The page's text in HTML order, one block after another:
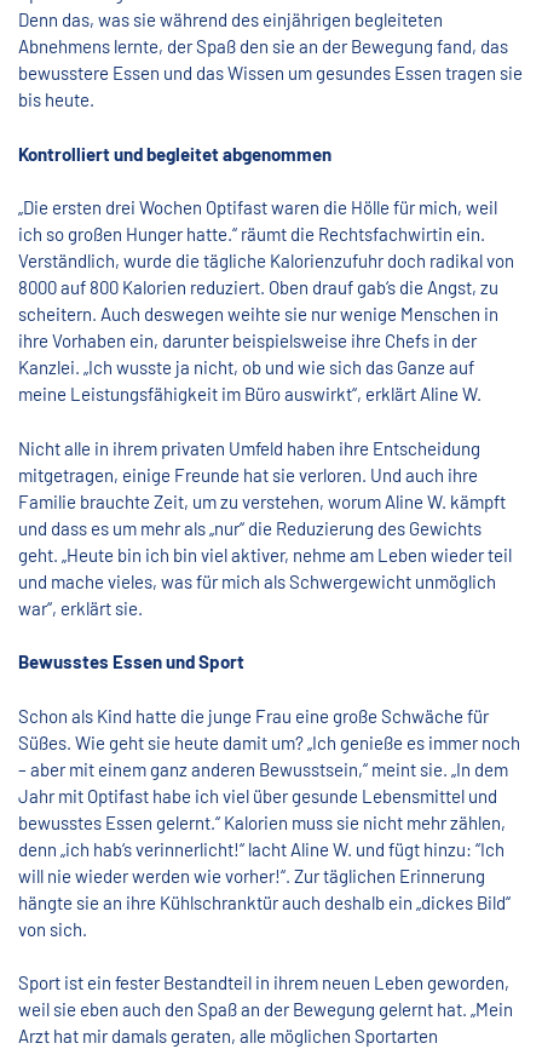
Denn das, was sie während des einjährigen begleiteten
Abnehmens lernte, der Spaß den sie an der Bewegung fand, das
bewusstere Essen und das Wissen um gesundes Essen tragen sie
bis heute.
Kontrolliert und begleitet abgenommen
„Die ersten drei Wochen Optifast waren die Hölle für mich, weil
ich so großen Hunger hatte.“ räumt die Rechtsfachwirtin ein.
Verständlich, wurde die tägliche Kalorienzufuhr doch radikal von
8000 auf 800 Kalorien reduziert. Oben drauf gab‘s die Angst, zu
scheitern. Auch deswegen weihte sie nur wenige Menschen in
ihre Vorhaben ein, darunter beispielsweise ihre Chefs in der
Kanzlei. „Ich wusste ja nicht, ob und wie sich das Ganze auf
meine Leistungsfähigkeit im Büro auswirkt“, erklärt Aline W.
Nicht alle in ihrem privaten Umfeld haben ihre Entscheidung
mitgetragen, einige Freunde hat sie verloren. Und auch ihre
Familie brauchte Zeit, um zu verstehen, worum Aline W. kämpft
und dass es um mehr als „nur“ die Reduzierung des Gewichts
geht. „Heute bin ich bin viel aktiver, nehme am Leben wieder teil
und mache vieles, was für mich als Schwergewicht unmöglich
war“, erklärt sie.
Bewusstes Essen und Sport
Schon als Kind hatte die junge Frau eine große Schwäche für
Süßes. Wie geht sie heute damit um? „Ich genieße es immer noch
– aber mit einem ganz anderen Bewusstsein,“ meint sie. „In dem
Jahr mit Optifast habe ich viel über gesunde Lebensmittel und
bewusstes Essen gelernt.“ Kalorien muss sie nicht mehr zählen,
denn „ich hab‘s verinnerlicht!“ lacht Aline W. und fügt hinzu: “Ich
will nie wieder werden wie vorher!“. Zur täglichen Erinnerung
hängte sie an ihre Kühlschranktür auch deshalb ein „dickes Bild“
von sich.
Sport ist ein fester Bestandteil in ihrem neuen Leben geworden,
weil sie eben auch den Spaß an der Bewegung gelernt hat. „Mein
Arzt hat mir damals geraten, alle möglichen Sportarten